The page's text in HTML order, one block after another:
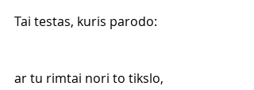
Tai testas, kuris parodo:
ar tu rimtai nori to tikslo,